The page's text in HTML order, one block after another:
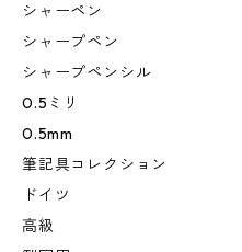
シャーペン
シャープペン
シャープペンシル
0.5ミリ
0.5mm
筆記具コレクション
ドイツ
高級